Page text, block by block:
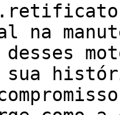
na
sua